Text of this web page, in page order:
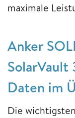
maximale
Anker
SolarVault
Daten im
Die